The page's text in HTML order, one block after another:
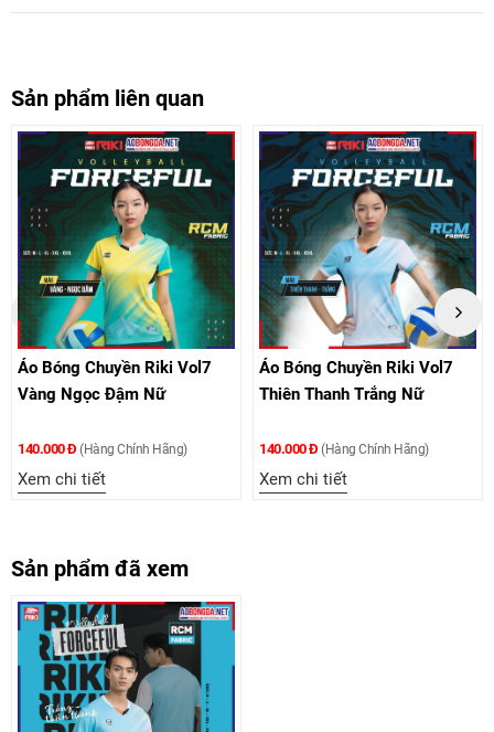
Sản phẩm liên quan
Áo Bóng Chuyền Riki Vol7
Thiên Thanh Trắng Nữ
140.000 Đ(Hàng Chính Hãng)
Xem chi tiết
Áo Bóng Chuyền Riki
Kem Bích Nữ
140.000 Đ(Hàng Chính Hãng)
Xem chi tiết
Sản phẩm đã xem